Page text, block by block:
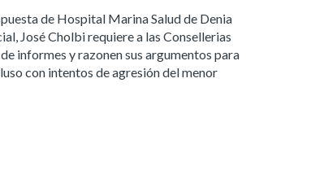
de Hospital Marina Salud de Denia
José Cholbi requiere a las Consellerias
informes y razonen sus argumentos para
con intentos de agresión del menor